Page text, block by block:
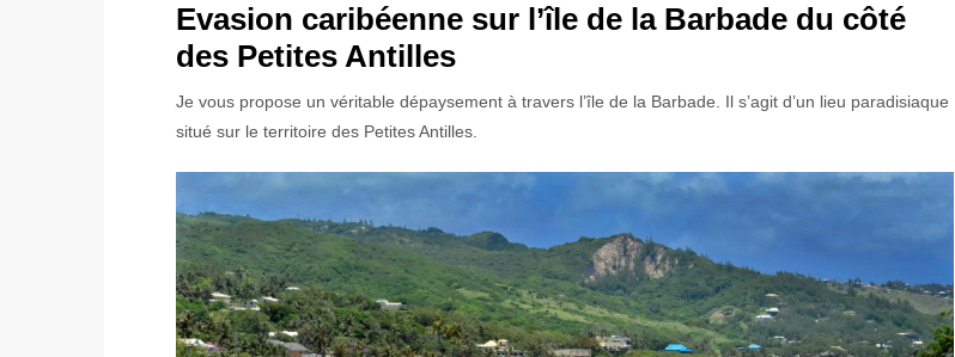
Evasion caribéenne sur l’île de la Barbade du côté
des Petites Antilles
Je vous propose un véritable dépaysement à travers l’île de la Barbade. Il s’agit d’un lieu paradisiaque
situé sur le territoire des Petites Antilles.